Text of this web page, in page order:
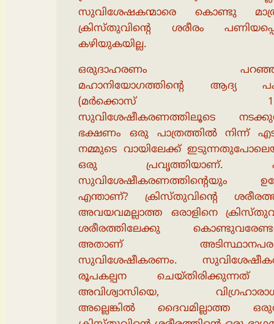
സുവിശേഷകന്മാരെ കൊണ്ടു
ക്രിസ്തുവിൻ്റെ ശരീരം
കഴിയുകയില്ല.
ഒരുദാഹരണം
മഹാനിയോഗത്തിൻ്റെ ആദ്യ
(മർക്കൊസ്
സുവിശേഷീകരണത്തിലൂടെ
ഭക്ഷണം ഒരു പാത്രത്തിൽ നിന്ന്
നമ്മുടെ വായിലേക്ക്
ഒരു പ്രവൃത്തിയാണ്.
സുവിശേഷീകരണത്തിൻ്റെയും
എന്താണ്? ക്രിസ്തുവിൻ്റെ
അവയവമല്ലാത്ത ഒരാളിനെ
ശരീരത്തിലേക്കു
അതാണ്
സുവിശേഷീകരണം.
രൂപകല്പന
അവിശ്വാസിയെ,
അല്ലെങ്കിൽ ദൈവമില്ലാത്ത